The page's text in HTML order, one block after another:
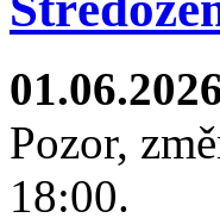
Pozor,
18:00.